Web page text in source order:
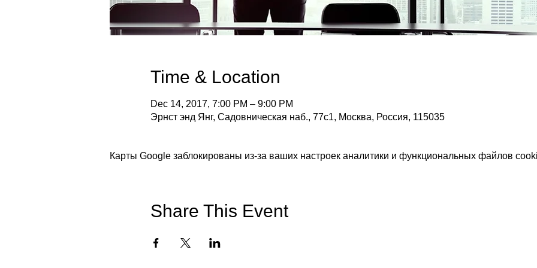
Time & Location
Dec 14, 2017, 7:00 PM – 9:00 PM
Эрнст энд Янг, Садовническая наб., 77с1, Москва, Россия, 115035
Карты Google заблокированы из-за ваших настроек аналитики и функциональных файлов
Share This Event